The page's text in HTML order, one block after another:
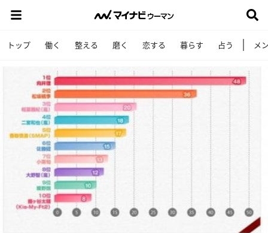
トップ 働く 整える 磨く 恋する 暮らす 占う メ